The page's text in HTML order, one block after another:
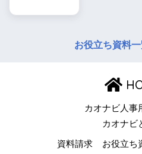
お役立ち資料
カオナビ人事
カオナビ
資料請求 お役立ち